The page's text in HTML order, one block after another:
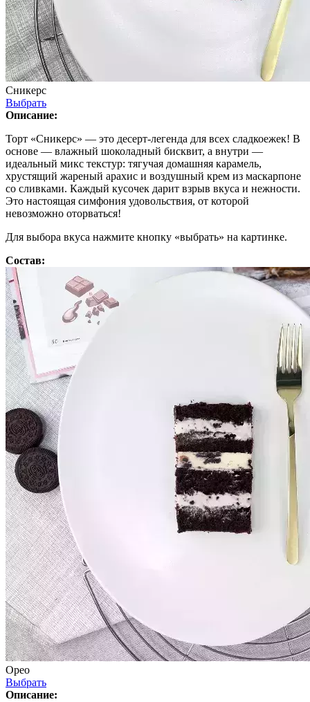
Сникерс
Выбрать
Описание:
Торт «Сникерс» — это десерт-легенда для всех сладкоежек! В
основе — влажный шоколадный бисквит, а внутри —
идеальный микс текстур: тягучая домашняя карамель,
хрустящий жареный арахис и воздушный крем из маскарпоне
со сливками. Каждый кусочек дарит взрыв вкуса и нежности.
Это настоящая симфония удовольствия, от которой
невозможно оторваться!
Для выбора вкуса нажмите кнопку «выбрать» на картинке.
Состав:
Орео
Выбрать
Описание: